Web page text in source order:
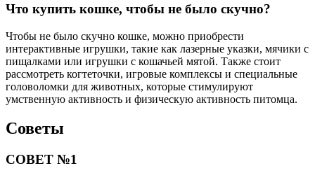
Что купить кошке, чтобы не было скучно?
Чтобы не было скучно кошке, можно приобрести
интерактивные игрушки, такие как лазерные указки, мячики с
пищалками или игрушки с кошачьей мятой. Также стоит
рассмотреть когтеточки, игровые комплексы и специальные
головоломки для животных, которые стимулируют
умственную активность и физическую активность питомца.
Советы
СОВЕТ №1